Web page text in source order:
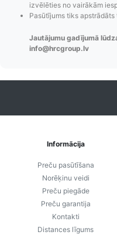
Pasūtījumu re-
order u.c.
izvēlēties no vairākām
Pasūtījums tiks
Jautājumu gadījumā
info@hrcgroup.lv
Informācija
Preču pasūtīšana
Norēķinu veidi
Preču piegāde
Preču garantija
Kontakti
Distances līgums